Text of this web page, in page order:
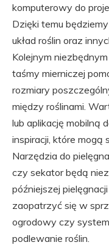
komputerowy do
Dzięki temu
układ roślin oraz
Kolejnym
taśmy mierniczej
rozmiary
między roślinami.
lub aplikację mobilną
inspiracji, które mogą
Narzędzia do
czy sekator będą
późniejszej
zaopatrzyć się w
ogrodowy czy
podlewanie roślin.